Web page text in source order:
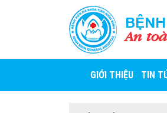
An
GIỚI THIỆU TIN